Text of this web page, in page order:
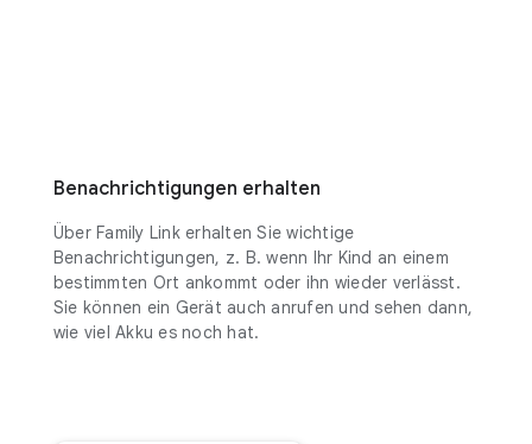
Benachrichtigungen erhalten
Über Family Link erhalten Sie wichtige
Benachrichtigungen, z. B. wenn Ihr Kind an einem
bestimmten Ort ankommt oder ihn wieder verlässt.
Sie können ein Gerät auch anrufen und sehen dann,
wie viel Akku es noch hat.